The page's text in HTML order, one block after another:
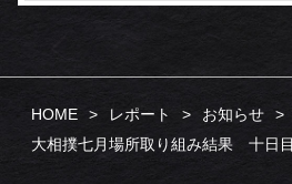
HOME レポート
お知らせ
大相撲七月場所取り組み結果 十日目